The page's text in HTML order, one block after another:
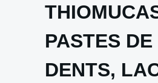
PASTES DE
DENTS,